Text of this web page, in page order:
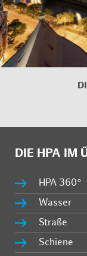
DIE HPA IM
HPA 360°
Wasser
Straße
Schiene